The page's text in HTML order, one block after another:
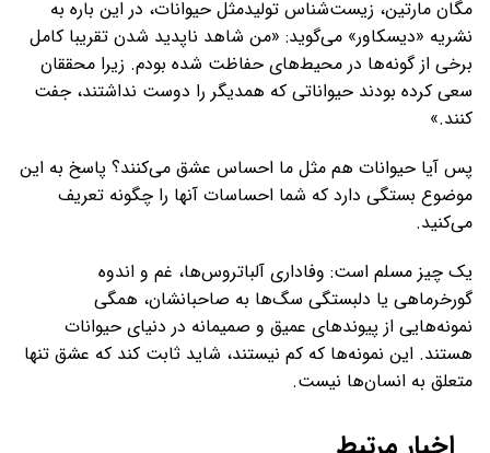
مگان مارتین، زیست‌شناس تولیدمثل حیوانات، در این باره به
نشریه «دیسکاور» می‌گوید: «من شاهد ناپدید شدن تقریبا کامل
برخی از گونه‌ها در محیط‌های حفاظت شده بودم. زیرا محققان
سعی کرده بودند حیواناتی که همدیگر را دوست نداشتند، جفت
کنند.»
پس آیا حیوانات هم مثل ما احساس عشق می‌کنند؟ پاسخ به این
موضوع بستگی دارد که شما احساسات آنها را چگونه تعریف
می‌کنید.
یک چیز مسلم است: وفاداری آلباتروس‌ها، غم و اندوه
گورخرماهی یا دلبستگی سگ‌ها به صاحبانشان، همگی
نمونه‌هایی از پیوندهای عمیق و صمیمانه در دنیای حیوانات
هستند. این نمونه‌ها که کم نیستند، شاید ثابت کند که عشق تنها
متعلق به انسان‌ها نیست.